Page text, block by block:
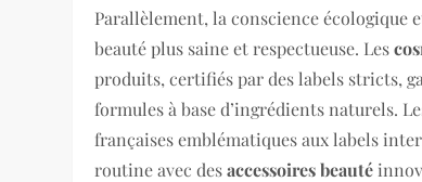
Parallèlement, la conscience écologique
beauté plus saine et respectueuse. Les
produits, certifiés par des labels stricts,
formules à base d’ingrédients naturels.
françaises emblématiques aux labels
routine avec desaccessoires beauté